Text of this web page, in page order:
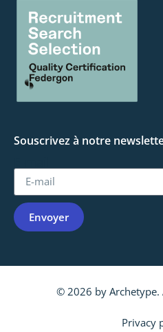
Souscrivez à notre
Envoyer
© 2026 by Archetype.
Privacy